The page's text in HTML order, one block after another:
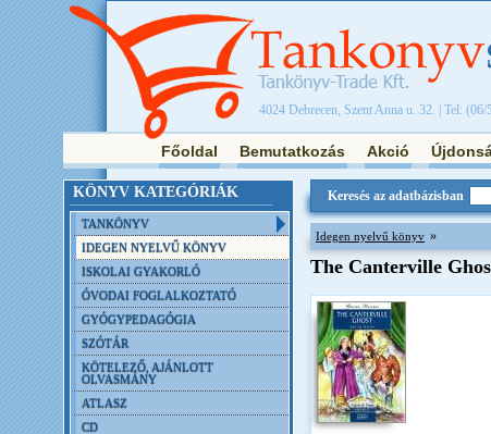
4024 Debrecen, Szent Anna u. 32. | Tel:
Főoldal Bemutatkozás Akció
KÖNYV KATEGÓRIÁK
TANKÖNYV
IDEGEN NYELVŰ KÖNYV
ISKOLAI GYAKORLÓ
ÓVODAI FOGLALKOZTATÓ
GYÓGYPEDAGÓGIA
SZÓTÁR
KÖTELEZŐ, AJÁNLOTT
OLVASMÁNY
ATLASZ
CD
Keresés az adatbázisban
Idegen nyelvű könyv »
The Canterville